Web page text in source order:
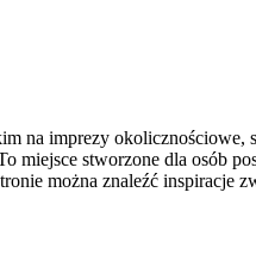
na imprezy
miejsce stworzone dla osób
można znaleźć